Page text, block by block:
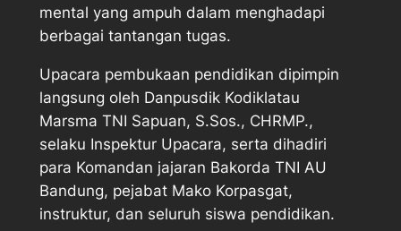
mental yang ampuh dalam menghadapi
berbagai tantangan tugas.
Upacara pembukaan pendidikan dipimpin
langsung oleh Danpusdik Kodiklatau
Marsma TNI Sapuan, S.Sos., CHRMP.,
selaku Inspektur Upacara, serta dihadiri
para Komandan jajaran Bakorda TNI AU
Bandung, pejabat Mako Korpasgat,
instruktur, dan seluruh siswa pendidikan.